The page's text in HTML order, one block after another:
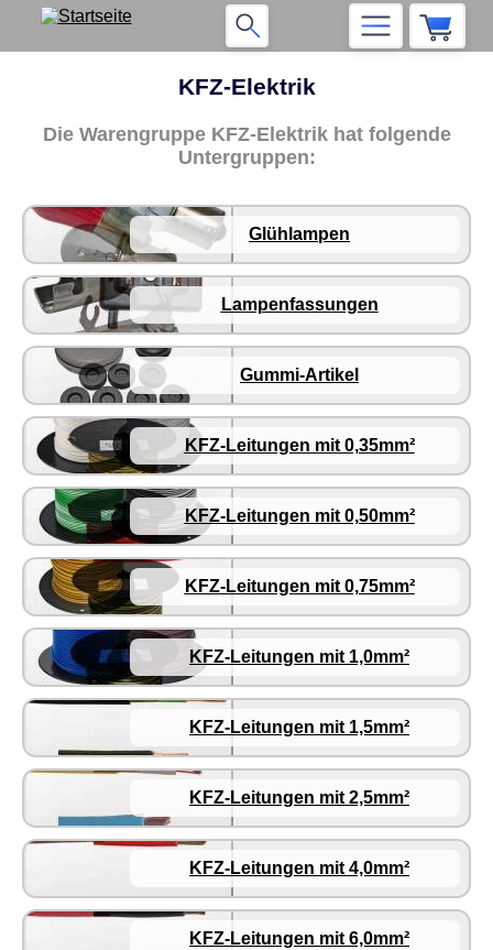
KFZ-Elektrik
Die Warengruppe KFZ-Elektrik hat folgende
Untergruppen:
Glühlampen
Lampenfassungen
Gummi-Artikel
KFZ-Leitungen mit 0,35mm²
KFZ-Leitungen mit 0,50mm²
KFZ-Leitungen mit 0,75mm²
KFZ-Leitungen mit 1,0mm²
KFZ-Leitungen mit 1,5mm²
KFZ-Leitungen mit 2,5mm²
KFZ-Leitungen mit 4,0mm²
KFZ-Leitungen mit 6,0mm²